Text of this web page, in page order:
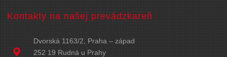
Kontakty na našej prevádzkareň
Dvorská 1163/2, Praha – západ
252 19 Rudná u Prahy